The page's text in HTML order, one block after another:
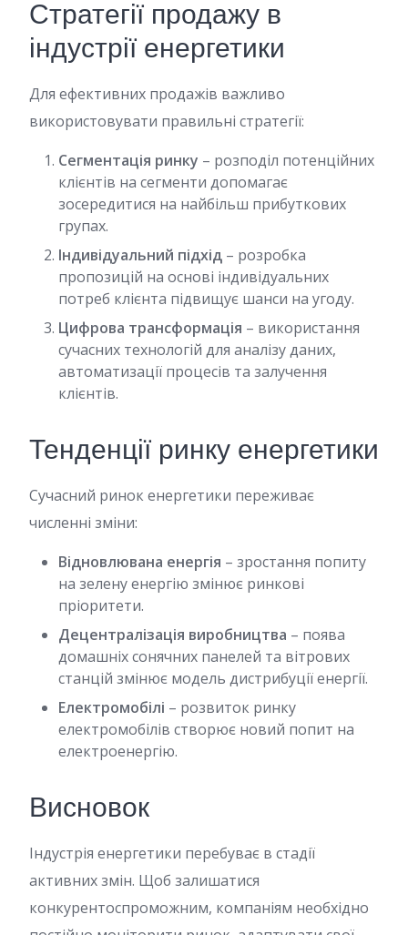
Стратегії продажу в
індустрії енергетики
Для ефективних продажів важливо
використовувати правильні стратегії:
Сегментація ринку – розподіл потенційних
клієнтів на сегменти допомагає
зосередитися на найбільш прибуткових
групах.
Індивідуальний підхід – розробка
пропозицій на основі індивідуальних
потреб клієнта підвищує шанси на угоду.
Цифрова трансформація – використання
сучасних технологій для аналізу даних,
автоматизації процесів та залучення
клієнтів.
Тенденції ринку енергетики
Сучасний ринок енергетики переживає
численні зміни:
Відновлювана енергія – зростання попиту
на зелену енергію змінює ринкові
пріоритети.
Децентралізація виробництва – поява
домашніх сонячних панелей та вітрових
станцій змінює модель дистрибуції енергії.
Електромобілі – розвиток ринку
електромобілів створює новий попит на
електроенергію.
Висновок
Індустрія енергетики перебуває в стадії
активних змін. Щоб залишатися
конкурентоспроможним, компаніям необхідно